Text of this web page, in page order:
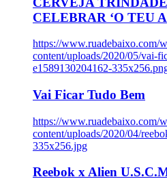
CELEBRAR ‘O TEU
https://www.ruadebaixo.com/
content/uploads/2020/05/vai-
e1589130204162-
Vai Ficar Tudo Bem
https://www.ruadebaixo.com/
content/uploads/2020/04/
335x256.jpg
Reebok x Alien